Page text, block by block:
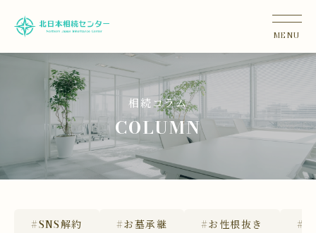
相続コラム
COLUMN
#SNS解約 #お墓承継 #お性根抜き #